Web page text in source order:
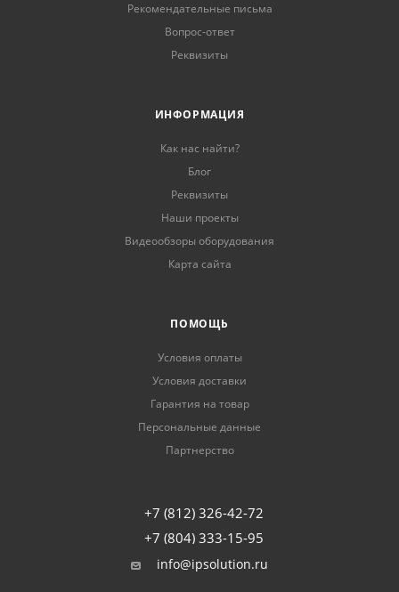
Рекомендательные письма
Вопрос-ответ
Реквизиты
ИНФОРМАЦИЯ
Как нас найти?
Блог
Реквизиты
Наши проекты
Видеообзоры оборудования
Карта сайта
ПОМОЩЬ
Условия оплаты
Условия доставки
Гарантия на товар
Персональные данные
Партнерство
+7 (812) 326-42-72
+7 (804) 333-15-95
info@ipsolution.ru